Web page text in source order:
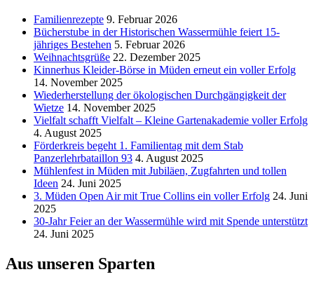
Familienrezepte 9. Februar 2026
Bücherstube in der Historischen Wassermühle feiert 15-
jähriges Bestehen 5. Februar 2026
Weihnachtsgrüße 22. Dezember 2025
Kinnerhus Kleider-Börse in Müden erneut ein voller Erfolg
14. November 2025
Wiederherstellung der ökologischen Durchgängigkeit der
Wietze 14. November 2025
Vielfalt schafft Vielfalt – Kleine Gartenakademie voller Erfolg
4. August 2025
Förderkreis begeht 1. Familientag mit dem Stab
Panzerlehrbataillon 93 4. August 2025
Mühlenfest in Müden mit Jubiläen, Zugfahrten und tollen
Ideen 24. Juni 2025
3. Müden Open Air mit True Collins ein voller Erfolg 24. Juni
2025
30-Jahr Feier an der Wassermühle wird mit Spende unterstützt
24. Juni 2025
Aus unseren Sparten